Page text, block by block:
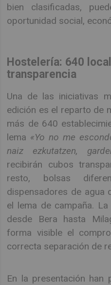
bien clasificadas,
oportunidad social,
Hostelería: 640
transparencia
Una de las iniciativas
edición es el reparto de
más de 640
lema «Yo no me
naiz ezkutatzen,
recibirán cubos
resto, bolsas
dispensadores de agua
el lema de campaña.
desde Bera hasta
forma visible el
correcta separación de
En la presentación han